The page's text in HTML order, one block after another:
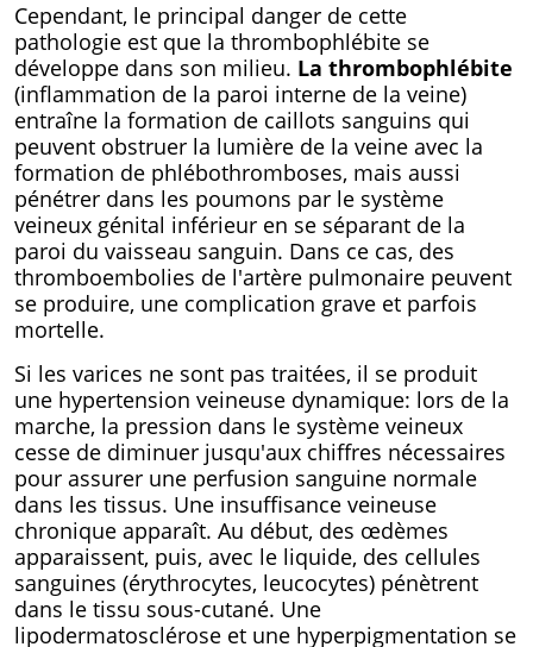
Cependant, le principal danger de cette
pathologie est que la thrombophlébite se
développe dans son milieu. La thrombophlébite
(inflammation de la paroi interne de la veine)
entraîne la formation de caillots sanguins qui
peuvent obstruer la lumière de la veine avec la
formation de phlébothromboses, mais aussi
pénétrer dans les poumons par le système
veineux génital inférieur en se séparant de la
paroi du vaisseau sanguin. Dans ce cas, des
thromboembolies de l'artère pulmonaire peuvent
se produire, une complication grave et parfois
mortelle.
Si les varices ne sont pas traitées, il se produit
une hypertension veineuse dynamique: lors de la
marche, la pression dans le système veineux
cesse de diminuer jusqu'aux chiffres nécessaires
pour assurer une perfusion sanguine normale
dans les tissus. Une insuffisance veineuse
chronique apparaît. Au début, des œdèmes
apparaissent, puis, avec le liquide, des cellules
sanguines (érythrocytes, leucocytes) pénètrent
dans le tissu sous-cutané. Une
lipodermatosclérose et une hyperpigmentation se